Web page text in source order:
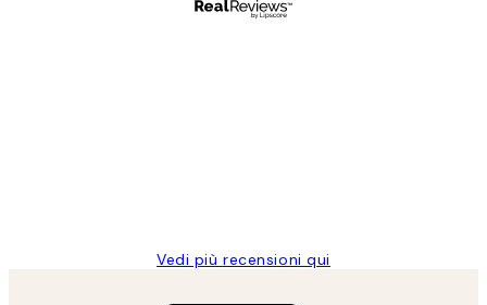
Vedi più recensioni qui